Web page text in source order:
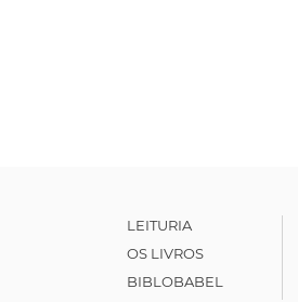
LEITURIA
OS LIVROS
BIBLOBABEL